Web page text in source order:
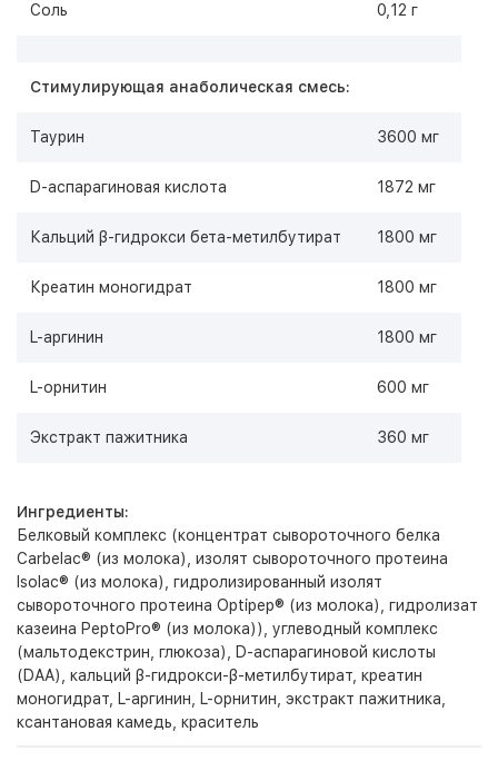
Соль 0,12 г
Стимулирующая анаболическая смесь:
Таурин 3600 мг
D-аспарагиновая кислота 1872 мг
Кальций β-гидрокси бета-метилбутират 1800 мг
Креатин моногидрат 1800 мг
L-аргинин 1800 мг
L-орнитин 600 мг
Экстракт пажитника 360 мг
Ингредиенты:
Белковый комплекс (концентрат сывороточного белка
Carbelac® (из молока), изолят сывороточного протеина
Isolac® (из молока), гидролизированный изолят
сывороточного протеина Optipep® (из молока), гидролизат
казеина PeptoPro® (из молока)), углеводный комплекс
(мальтодекстрин, глюкоза), D-аспарагиновой кислоты
(DAA), кальций β-гидрокси-β-метилбутират, креатин
моногидрат, L-аргинин, L-орнитин, экстракт пажитника,
ксантановая камедь, краситель